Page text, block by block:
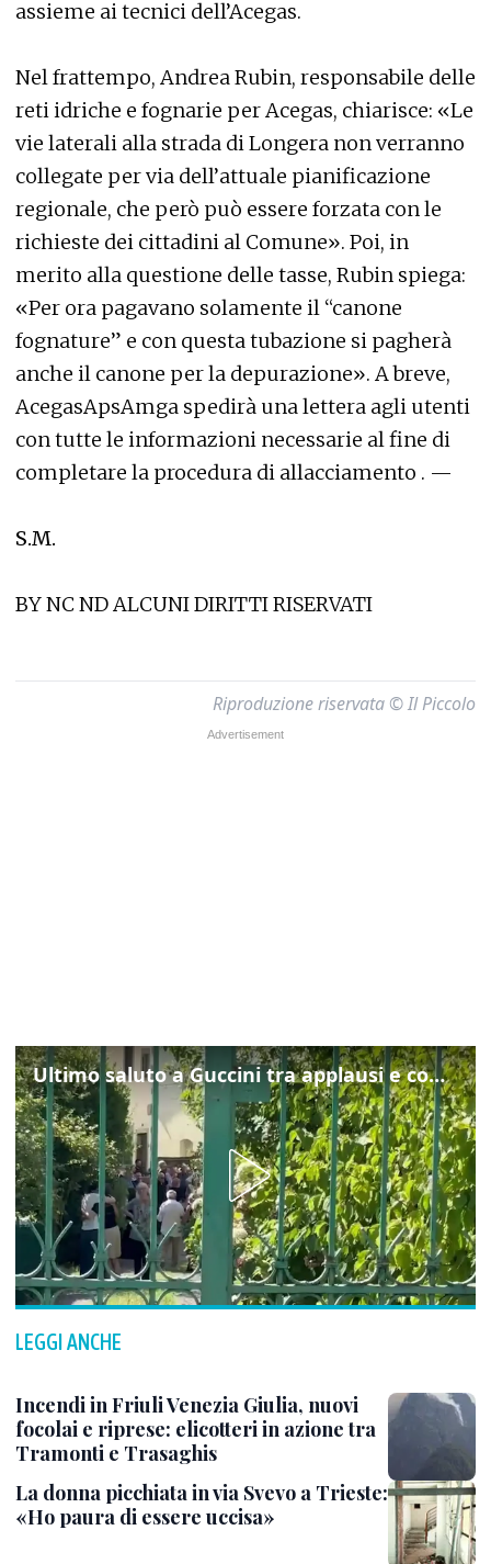
assieme ai tecnici dell’Acegas.
Nel frattempo, Andrea Rubin, responsabile delle
reti idriche e fognarie per Acegas, chiarisce: «Le
vie laterali alla strada di Longera non verranno
collegate per via dell’attuale pianificazione
regionale, che però può essere forzata con le
richieste dei cittadini al Comune». Poi, in
merito alla questione delle tasse, Rubin spiega:
«Per ora pagavano solamente il “canone
fognature” e con questa tubazione si pagherà
anche il canone per la depurazione». A breve,
AcegasApsAmga spedirà una lettera agli utenti
con tutte le informazioni necessarie al fine di
completare la procedura di allacciamento . —
S.M.
BY NC ND ALCUNI DIRITTI RISERVATI
Riproduzione riservata © Il Piccolo
Ultimo saluto a Guccini tra applausi e commozione a Pavana
LEGGI ANCHE
Incendi in Friuli Venezia Giulia, nuovi
focolai e riprese: elicotteri in azione tra
Tramonti e Trasaghis
La donna picchiata in via Svevo a Trieste:
«Ho paura di essere uccisa»